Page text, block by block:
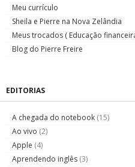
Meu currículo
Sheila e Pierre na Nova Zelândia
Meus trocados ( Educação
Blog do Pierre Freire
EDITORIAS
A chegada do notebook (15)
Ao vivo (2)
Apple (4)
Aprendendo inglês (3)